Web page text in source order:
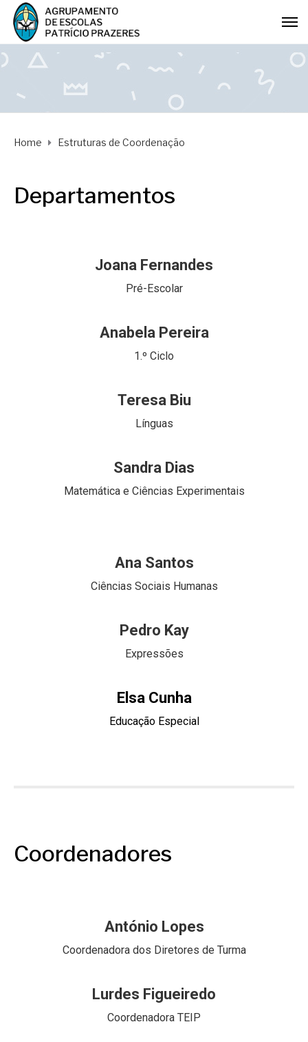
Home Estruturas de Coordenação
Departamentos
Joana Fernandes
Pré-Escolar
Anabela Pereira
1.º Ciclo
Teresa Biu
Línguas
Sandra Dias
Matemática e Ciências Experimentais
Ana Santos
Ciências Sociais Humanas
Pedro Kay
Expressões
Elsa Cunha
Educação Especial
Coordenadores
António Lopes
Coordenadora dos Diretores de Turma
Lurdes Figueiredo
Coordenadora TEIP